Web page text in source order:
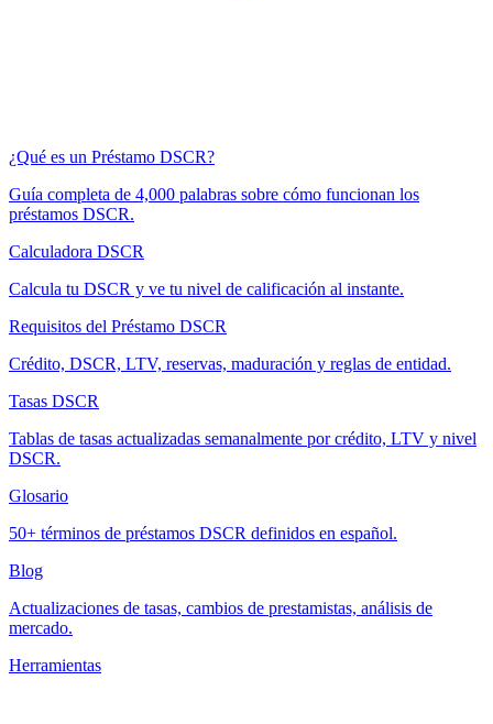
¿Qué es un Préstamo DSCR?
Guía completa de 4,000 palabras sobre cómo funcionan los
préstamos DSCR.
Calculadora DSCR
Calcula tu DSCR y ve tu nivel de calificación al instante.
Requisitos del Préstamo DSCR
Crédito, DSCR, LTV, reservas, maduración y reglas de entidad.
Tasas DSCR
Tablas de tasas actualizadas semanalmente por crédito, LTV y nivel
DSCR.
Glosario
50+ términos de préstamos DSCR definidos en español.
Blog
Actualizaciones de tasas, cambios de prestamistas, análisis de
mercado.
Herramientas